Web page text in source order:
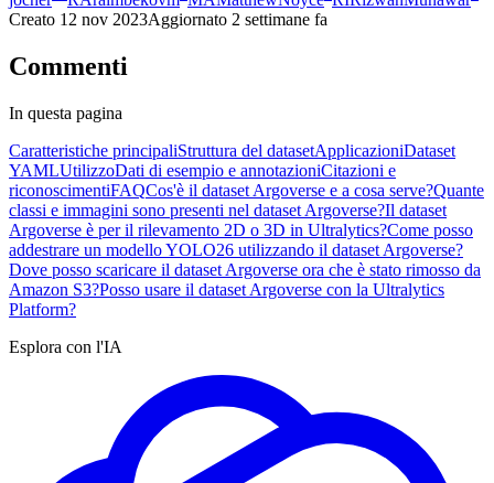
Creato 12 nov 2023Aggiornato 2 settimane fa
Commenti
In questa pagina
Caratteristiche principaliStruttura del datasetApplicazioniDataset
YAMLUtilizzoDati di esempio e annotazioniCitazioni e
riconoscimentiFAQCos'è il dataset Argoverse e a cosa serve?Quante
classi e immagini sono presenti nel dataset Argoverse?Il dataset
Argoverse è per il rilevamento 2D o 3D in Ultralytics?Come posso
addestrare un modello YOLO26 utilizzando il dataset Argoverse?
Dove posso scaricare il dataset Argoverse ora che è stato rimosso da
Amazon S3?Posso usare il dataset Argoverse con la Ultralytics
Platform?
Esplora con l'IA